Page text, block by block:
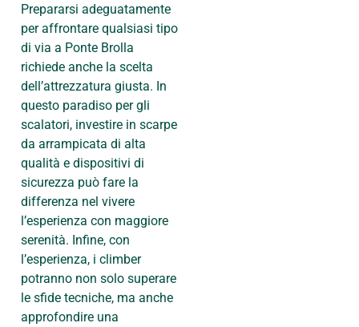
Prepararsi adeguatamente
per affrontare qualsiasi tipo
di via a Ponte Brolla
richiede anche la scelta
dell’attrezzatura giusta. In
questo paradiso per gli
scalatori, investire in scarpe
da arrampicata di alta
qualità e dispositivi di
sicurezza può fare la
differenza nel vivere
l’esperienza con maggiore
serenità. Infine, con
l’esperienza, i climber
potranno non solo superare
le sfide tecniche, ma anche
approfondire una